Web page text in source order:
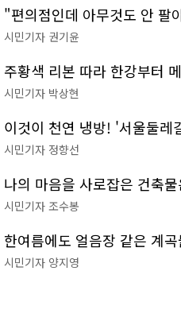
시민기자 권기윤
시민기자 박상현
시민기자 정향선
시민기자 조수봉
시민기자 양지영